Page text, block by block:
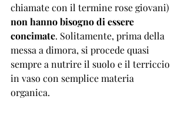
chiamate con il termine rose giovani)
non hanno bisogno di essere
concimate. Solitamente, prima della
messa a dimora, si procede quasi
sempre a nutrire il suolo e il terriccio
in vaso con semplice materia
organica.